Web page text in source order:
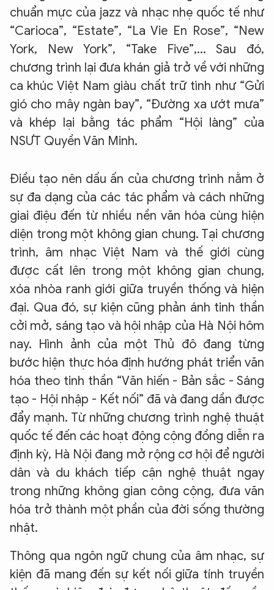
chuẩn mực của jazz và nhạc nhẹ quốc tế như
“Carioca”, “Estate”, “La Vie En Rose”, “New
York, New York”, “Take Five”,... Sau đó,
chương trình lại đưa khán giả trở về với những
ca khúc Việt Nam giàu chất trữ tình như “Gửi
gió cho mây ngàn bay”, “Đường xa ướt mưa”
và khép lại bằng tác phẩm “Hội làng” của
NSƯT Quyền Văn Minh.
Điều tạo nên dấu ấn của chương trình nằm ở
sự đa dạng của các tác phẩm và cách những
giai điệu đến từ nhiều nền văn hóa cùng hiện
diện trong một không gian chung. Tại chương
trình, âm nhạc Việt Nam và thế giới cùng
được cất lên trong một không gian chung,
xóa nhòa ranh giới giữa truyền thống và hiện
đại. Qua đó, sự kiện cũng phản ánh tinh thần
cởi mở, sáng tạo và hội nhập của Hà Nội hôm
nay. Hình ảnh của một Thủ đô đang từng
bước hiện thực hóa định hướng phát triển văn
hóa theo tinh thần “Văn hiến - Bản sắc - Sáng
tạo - Hội nhập - Kết nối” đã và đang dần được
đẩy mạnh. Từ những chương trình nghệ thuật
quốc tế đến các hoạt động cộng đồng diễn ra
định kỳ, Hà Nội đang mở rộng cơ hội để người
dân và du khách tiếp cận nghệ thuật ngay
trong những không gian công cộng, đưa văn
hóa trở thành một phần của đời sống thường
nhật.
Thông qua ngôn ngữ chung của âm nhạc, sự
kiện đã mang đến sự kết nối giữa tính truyền